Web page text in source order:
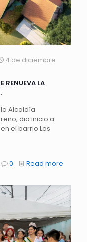
4 de diciembre
RENUEVA LA
Alcaldía
dio inicio a
el barrio Los
0 Read more